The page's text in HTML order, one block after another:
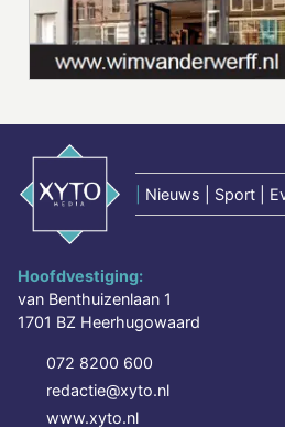
Nieuws | Sport |
Hoofdvestiging:
van Benthuizenlaan 1
1701 BZ Heerhugowaard
072 8200 600
redactie@xyto.nl
www.xyto.nl